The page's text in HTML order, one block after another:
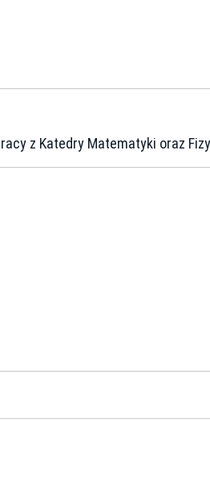
z Katedry Matematyki oraz